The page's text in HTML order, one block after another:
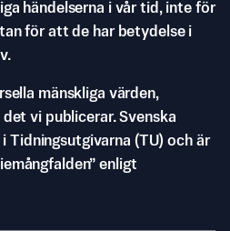
händelserna i vår tid, inte för
för att de har betydelse i
mänskliga värden,
vi publicerar. Svenska
Tidningsutgivarna (TU) och är
enligt